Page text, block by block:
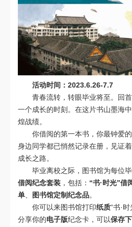
活动时间：2023.6.26-7.7
青春流转，转眼毕业将至。回
一个成长的时刻。在这片书山墨海
煌战绩。
你借阅的第一本书，你最钟爱
身边同学都已悄然记录在册，见证
成长之路。
毕业离校之际，图书馆为每位
借阅纪念套装 ，包括： “书·时光”借
单、 图书馆定制纪念品。
你可以来图书馆打印纸质“书·
分享你的电子版纪念卡，可以保存